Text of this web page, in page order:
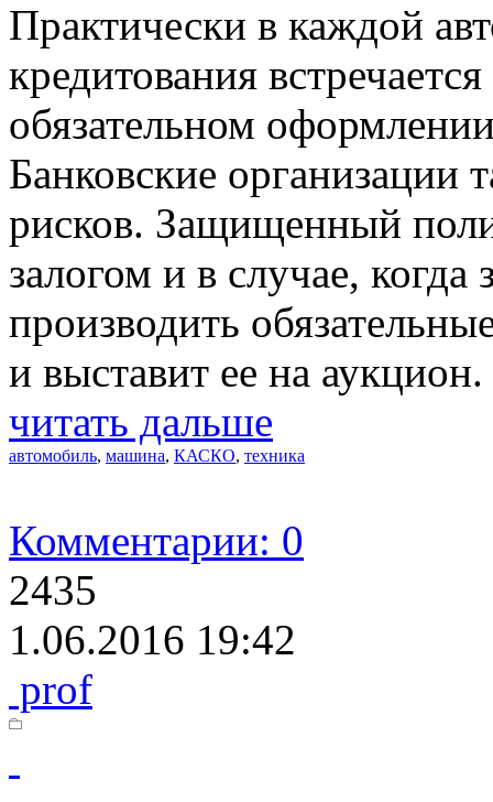
Практически в каждой
кредитования
обязательном
Банковские организации
рисков. Защищенный
залогом и в случае,
производить
и выставит ее на аукцион.
читать дальше
автомобиль, машина, КАСКО, техника
Комментарии: 0
2435
1.06.2016 19:42
prof